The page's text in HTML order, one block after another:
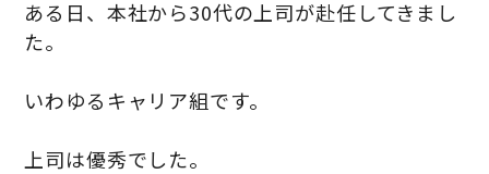
ある日、本社から30代の上司が赴任してきまし
た。
いわゆるキャリア組です。
上司は優秀でした。